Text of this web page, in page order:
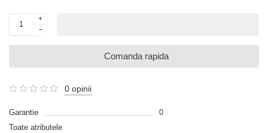
Comanda rapida
0 opinii
Garantie
0
Toate atributele